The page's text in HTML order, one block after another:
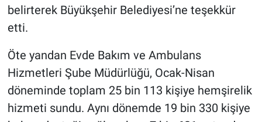
belirterek Büyükşehir Belediyesi’ne teşekkür
etti.
Öte yandan Evde Bakım ve Ambulans
Hizmetleri Şube Müdürlüğü, Ocak-Nisan
döneminde toplam 25 bin 113 kişiye hemşirelik
hizmeti sundu. Aynı dönemde 19 bin 330 kişiye